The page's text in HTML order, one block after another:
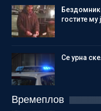
гостите му
Се урна
Времеплов